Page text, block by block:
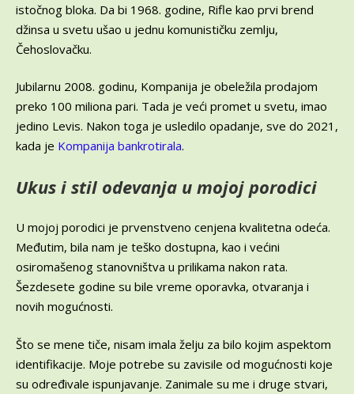
istočnog bloka. Da bi 1968. godine, Rifle kao prvi brend
džinsa u svetu ušao u jednu komunističku zemlju,
Čehoslovačku.
Jubilarnu 2008. godinu, Kompanija je obeležila prodajom
preko 100 miliona pari. Tada je veći promet u svetu, imao
jedino Levis. Nakon toga je usledilo opadanje, sve do 2021,
kada je Kompanija bankrotirala.
Ukus i stil odevanja u mojoj porodici
U mojoj porodici je prvenstveno cenjena kvalitetna odeća.
Međutim, bila nam je teško dostupna, kao i većini
osiromašenog stanovništva u prilikama nakon rata.
Šezdesete godine su bile vreme oporavka, otvaranja i
novih mogućnosti.
Što se mene tiče, nisam imala želju za bilo kojim aspektom
identifikacije. Moje potrebe su zavisile od mogućnosti koje
su određivale ispunjavanje. Zanimale su me i druge stvari,